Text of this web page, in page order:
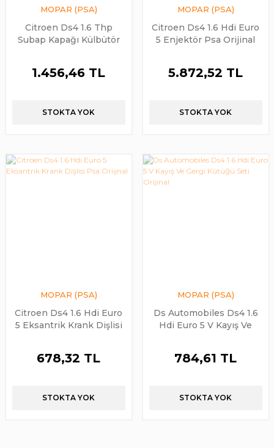
MOPAR (PSA)
Citroen Ds4 1.6 Thp
Subap Kapağı Külbütör
1.456,46 TL
STOKTA YOK
MOPAR (PSA)
Citroen Ds4 1.6 Hdi Euro
5 Enjektör Psa Orijinal
5.872,52 TL
STOKTA YOK
MOPAR (PSA)
Citroen Ds4 1.6 Hdi Euro
5 Eksantrik Krank Dişlisi
678,32 TL
STOKTA YOK
MOPAR (PSA)
Ds Automobiles Ds4 1.6
Hdi Euro 5 V Kayış Ve
784,61 TL
STOKTA YOK